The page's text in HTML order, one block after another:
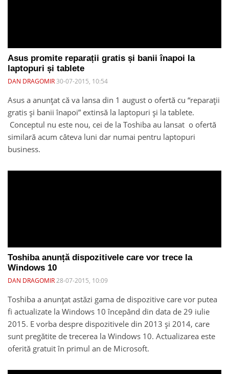
Asus promite reparații gratis și banii înapoi la
laptopuri și tablete
DAN DRAGOMIR30-07-2015, 10:54
Asus a anunțat că va lansa din 1 august o ofertă cu “reparații
gratis și banii înapoi” extinsă la laptopuri și la tablete.
Conceptul nu este nou, cei de la Toshiba au lansat o ofertă
similară acum câteva luni dar numai pentru laptopuri
business.
Toshiba anunță dispozitivele care vor trece la
Windows 10
DAN DRAGOMIR28-07-2015, 10:09
Toshiba a anunțat astăzi gama de dispozitive care vor putea
fi actualizate la Windows 10 începând din data de 29 iulie
2015. E vorba despre dispozitivele din 2013 și 2014, care
sunt pregătite de trecerea la Windows 10. Actualizarea este
oferită gratuit în primul an de Microsoft.